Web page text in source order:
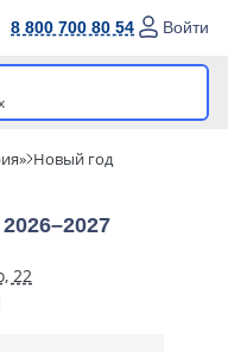
8 800 700 80 54 Войти
Новый год
22